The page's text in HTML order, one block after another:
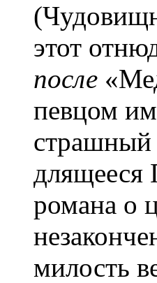
этот
после
певцом
страшный
длящееся
романа о
милость